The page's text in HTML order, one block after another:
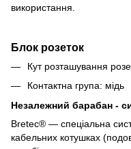
використання.
Блок розеток
Кут розташування
Контактна група: мідь
Незалежний барабан -
Bretec® — спеціальна
кабельних котушках